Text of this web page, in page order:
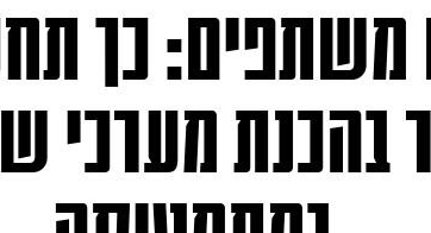
משתפים: כך
בהכנת מערכי